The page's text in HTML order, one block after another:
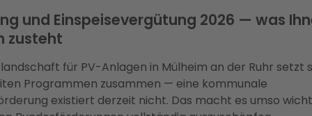
und Einspeisevergütung 2026 — was
zusteht
für PV-Anlagen in Mülheim an der Ruhr setzt
Programmen zusammen — eine kommunale
existiert derzeit nicht. Das macht es umso